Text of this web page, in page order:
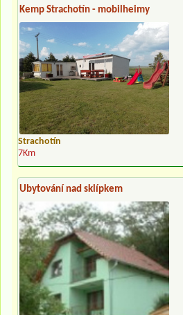
Kemp Strachotín - mobilheimy
Strachotín
7Km
Ubytování nad sklípkem